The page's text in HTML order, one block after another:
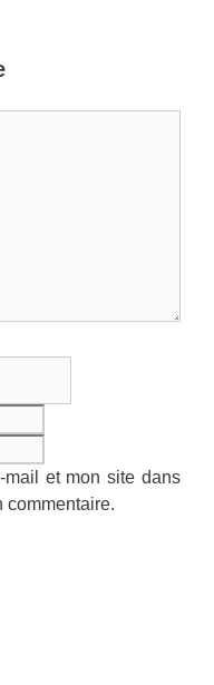
web
mail et mon site dans
commentaire.